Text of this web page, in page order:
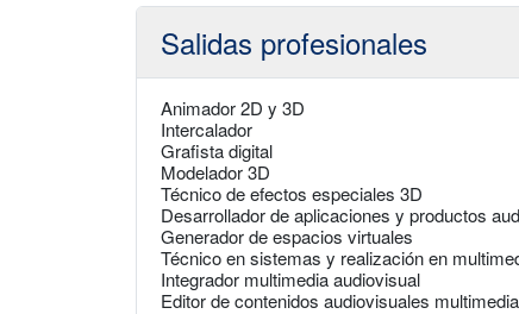
Salidas profesionales
Animador 2D y 3D
Intercalador
Grafista digital
Modelador 3D
Técnico de efectos especiales 3D
Desarrollador de aplicaciones y productos
Generador de espacios virtuales
Técnico en sistemas y realización en
Integrador multimedia audiovisual
Editor de contenidos audiovisuales